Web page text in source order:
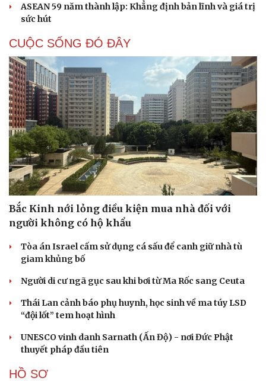
Cải chính
ASEAN 59 năm thành lập: Khẳng định bản lĩnh và giá trị
sức hút
CUỘC SỐNG ĐÓ ĐÂY
Bắc Kinh nới lỏng điều kiện mua nhà đối với
người không có hộ khẩu
Tòa án Israel cấm sử dụng cá sấu để canh giữ nhà tù
giam khủng bố
Người di cư ngã gục sau khi bơi từ Ma Rốc sang Ceuta
Thái Lan cảnh báo phụ huynh, học sinh về ma túy LSD
“đội lốt” tem hoạt hình
UNESCO vinh danh Sarnath (Ấn Độ) - nơi Đức Phật
thuyết pháp đầu tiên
HỒ SƠ